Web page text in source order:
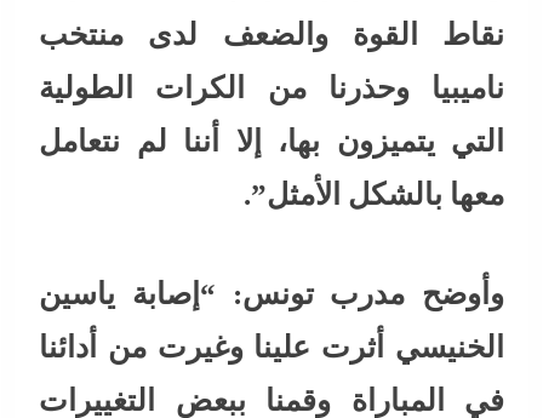
نقاط القوة والضعف لدى منتخب
ناميبيا وحذرنا من الكرات الطولية
التي يتميزون بها، إلا أننا لم نتعامل
معها بالشكل الأمثل”.
وأوضح مدرب تونس: “إصابة ياسين
الخنيسي أثرت علينا وغيرت من أدائنا
في المباراة وقمنا ببعض التغييرات